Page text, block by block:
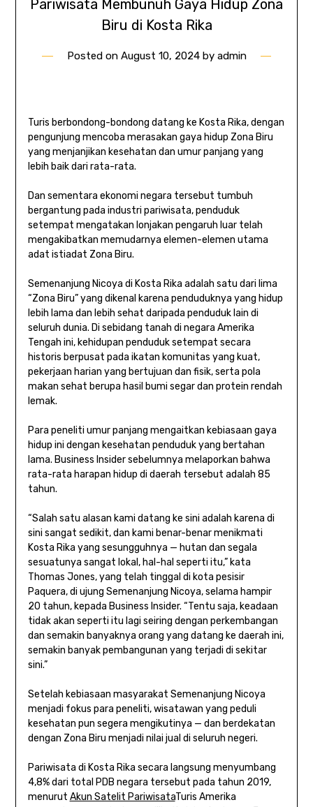
Pariwisata Membunuh Gaya Hidup Zona
Biru di Kosta Rika
Posted on August 10, 2024by admin
Turis berbondong-bondong datang ke Kosta Rika, dengan
pengunjung mencoba merasakan gaya hidup Zona Biru
yang menjanjikan kesehatan dan umur panjang yang
lebih baik dari rata-rata.
Dan sementara ekonomi negara tersebut tumbuh
bergantung pada industri pariwisata, penduduk
setempat mengatakan lonjakan pengaruh luar telah
mengakibatkan memudarnya elemen-elemen utama
adat istiadat Zona Biru.
Semenanjung Nicoya di Kosta Rika adalah satu dari lima
“Zona Biru” yang dikenal karena penduduknya yang hidup
lebih lama dan lebih sehat daripada penduduk lain di
seluruh dunia. Di sebidang tanah di negara Amerika
Tengah ini, kehidupan penduduk setempat secara
historis berpusat pada ikatan komunitas yang kuat,
pekerjaan harian yang bertujuan dan fisik, serta pola
makan sehat berupa hasil bumi segar dan protein rendah
lemak.
Para peneliti umur panjang mengaitkan kebiasaan gaya
hidup ini dengan kesehatan penduduk yang bertahan
lama. Business Insider sebelumnya melaporkan bahwa
rata-rata harapan hidup di daerah tersebut adalah 85
tahun.
“Salah satu alasan kami datang ke sini adalah karena di
sini sangat sedikit, dan kami benar-benar menikmati
Kosta Rika yang sesungguhnya — hutan dan segala
sesuatunya sangat lokal, hal-hal seperti itu,” kata
Thomas Jones, yang telah tinggal di kota pesisir
Paquera, di ujung Semenanjung Nicoya, selama hampir
20 tahun, kepada Business Insider. “Tentu saja, keadaan
tidak akan seperti itu lagi seiring dengan perkembangan
dan semakin banyaknya orang yang datang ke daerah ini,
semakin banyak pembangunan yang terjadi di sekitar
sini.”
Setelah kebiasaan masyarakat Semenanjung Nicoya
menjadi fokus para peneliti, wisatawan yang peduli
kesehatan pun segera mengikutinya — dan berdekatan
dengan Zona Biru menjadi nilai jual di seluruh negeri.
Pariwisata di Kosta Rika secara langsung menyumbang
4,8% dari total PDB negara tersebut pada tahun 2019,
menurut Akun Satelit PariwisataTuris Amerika